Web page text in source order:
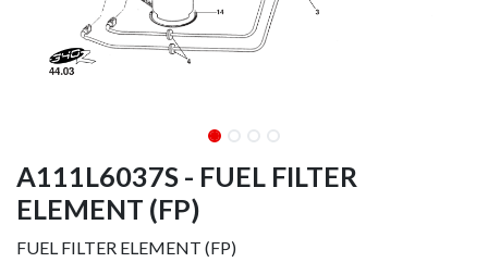
A111L6037S - FUEL FILTER
ELEMENT (FP)
FUEL FILTER ELEMENT (FP)